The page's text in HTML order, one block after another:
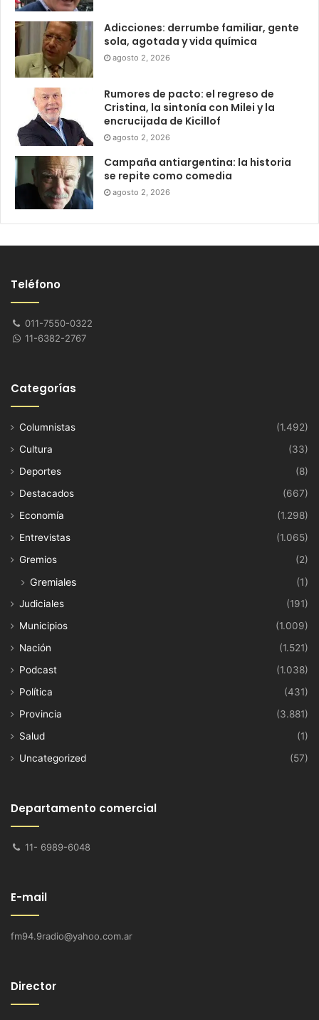
Adicciones: derrumbe familiar, gente
sola, agotada y vida química
agosto 2, 2026
Rumores de pacto: el regreso de
Cristina, la sintonía con Milei y la
encrucijada de Kicillof
agosto 2, 2026
Campaña antiargentina: la historia
se repite como comedia
agosto 2, 2026
Teléfono
011-7550-0322
11-6382-2767
Categorías
Columnistas
(1.492)
Cultura
(33)
Deportes
(8)
Destacados
(667)
Economía
(1.298)
Entrevistas
(1.065)
Gremios
(2)
Gremiales (1)
Judiciales
(191)
Municipios
(1.009)
Nación
(1.521)
Podcast
(1.038)
Política
(431)
Provincia
(3.881)
Salud
(1)
Uncategorized
(57)
Departamento comercial
11- 6989-6048
E-mail
fm94.9radio@yahoo.com.ar
Director